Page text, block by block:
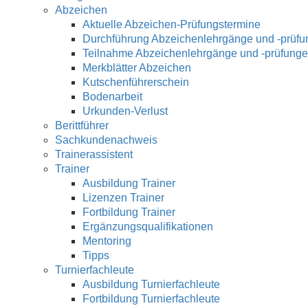
Abzeichen
Aktuelle Abzeichen-Prüfungstermine
Durchführung Abzeichenlehrgänge und -
Teilnahme Abzeichenlehrgänge und -
Merkblätter Abzeichen
Kutschenführerschein
Bodenarbeit
Urkunden-Verlust
Berittführer
Sachkundenachweis
Trainerassistent
Trainer
Ausbildung Trainer
Lizenzen Trainer
Fortbildung Trainer
Ergänzungsqualifikationen
Mentoring
Tipps
Turnierfachleute
Ausbildung Turnierfachleute
Fortbildung Turnierfachleute